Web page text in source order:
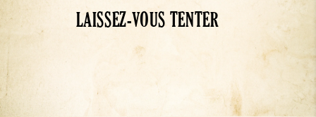
LAISSEZ-VOUS TENTER